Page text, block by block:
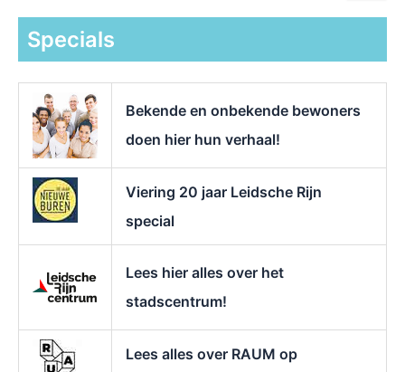
a
Specials
Bekende en onbekende bewoners
doen hier hun verhaal!
Viering 20 jaar Leidsche Rijn
special
Lees hier alles over het
stadscentrum!
Lees alles over RAUM op